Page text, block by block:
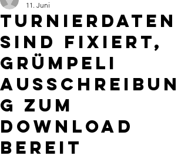
Turnierdaten
sind fixiert,
Grümpeli
Ausschreibun
g zum
Download
bereit
11. Juni